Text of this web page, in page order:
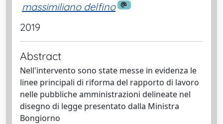
massimiliano delfino
2019
Abstract
Nell'intervento sono state messe in evidenza le
linee principali di riforma del rapporto di lavoro
nelle pubbliche amministrazioni delineate nel
disegno di legge presentato dalla Ministra
Bongiorno